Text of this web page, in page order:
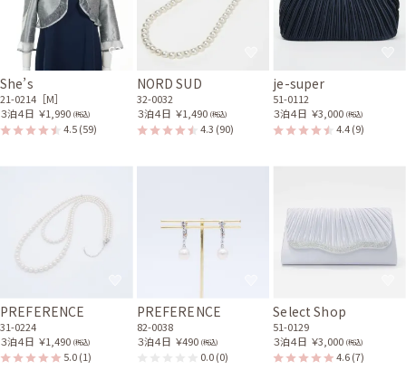
She’s
21-0214［M］
３泊４日 ￥1,990 (税込)
4.5(59)
NORD SUD
32-0032
３泊４日 ￥1,490 (税込)
4.3 (90)
je-super
51-0112
３泊４日 ￥3,000 (税込)
4.4(9)
PREFERENCE
31-0224
３泊４日 ￥1,490 (税込)
5.0(1)
PREFERENCE
82-0038
３泊４日 ￥490 (税込)
0.0(0)
Select Shop
51-0129
３泊４日 ￥3,000 (税込)
4.6(7)